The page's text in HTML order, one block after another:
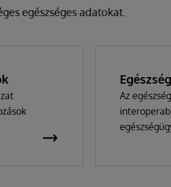
egészséges adatokat.
Az